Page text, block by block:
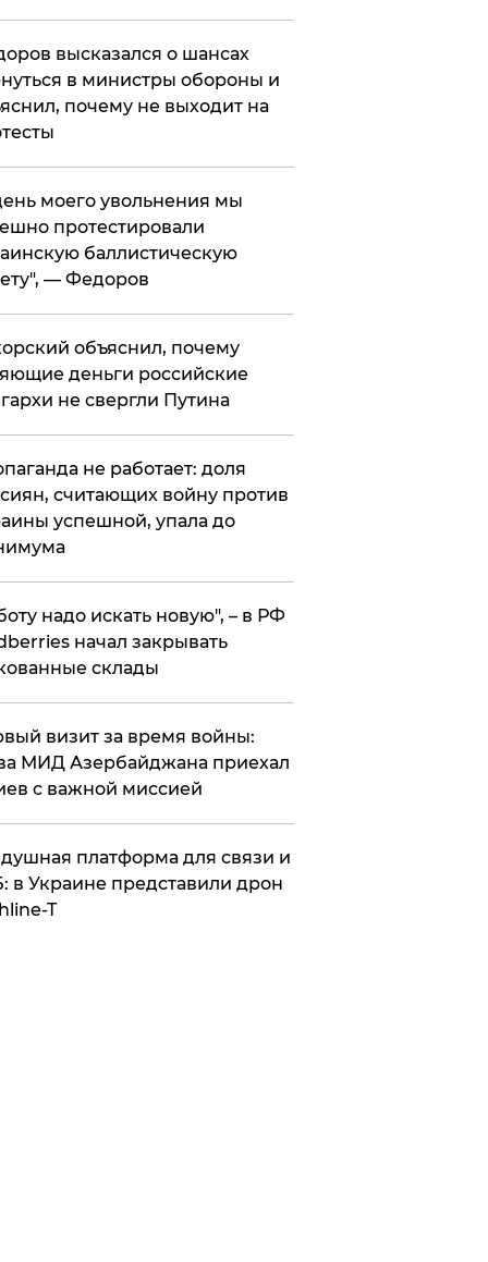
высказался о шансах
в министры обороны и
почему не выходит на
моего увольнения мы
протестировали
баллистическую
— Федоров
объяснил, почему
деньги российские
не свергли Путина
не работает: доля
считающих войну против
успешной, упала до
надо искать новую", – в РФ
начал закрывать
склады
визит за время войны:
МИД Азербайджана приехал
с важной миссией
платформа для связи и
в Украине представили дрон
T